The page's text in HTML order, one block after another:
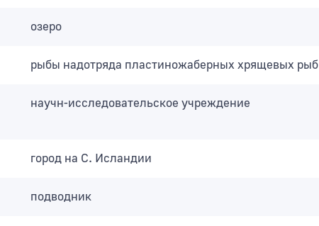
озеро
рыбы надотряда пластиножаберных хрящевых рыб
научн-исследовательское учреждение
город на С. Исландии
подводник